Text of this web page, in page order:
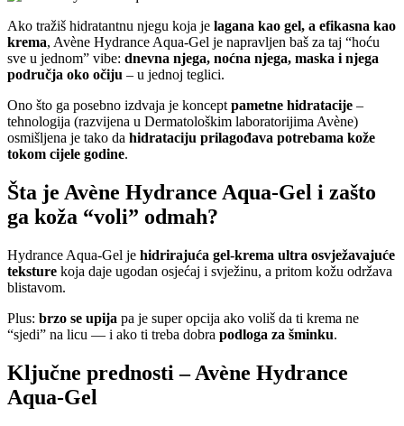
Ako tražiš hidratantnu njegu koja je lagana kao gel, a efikasna kao
krema, Avène Hydrance Aqua-Gel je napravljen baš za taj “hoću
sve u jednom” vibe: dnevna njega, noćna njega, maska i njega
područja oko očiju – u jednoj teglici.
Ono što ga posebno izdvaja je koncept pametne hidratacije –
tehnologija (razvijena u Dermatološkim laboratorijima Avène)
osmišljena je tako da hidrataciju prilagođava potrebama kože
tokom cijele godine.
Šta je Avène Hydrance Aqua-Gel i zašto
ga koža “voli” odmah?
Hydrance Aqua-Gel je hidrirajuća gel-krema ultra osvježavajuće
teksture koja daje ugodan osjećaj i svježinu, a pritom kožu održava
blistavom.
Plus: brzo se upija pa je super opcija ako voliš da ti krema ne
“sjedi” na licu — i ako ti treba dobra podloga za šminku.
Ključne prednosti – Avène Hydrance
Aqua-Gel